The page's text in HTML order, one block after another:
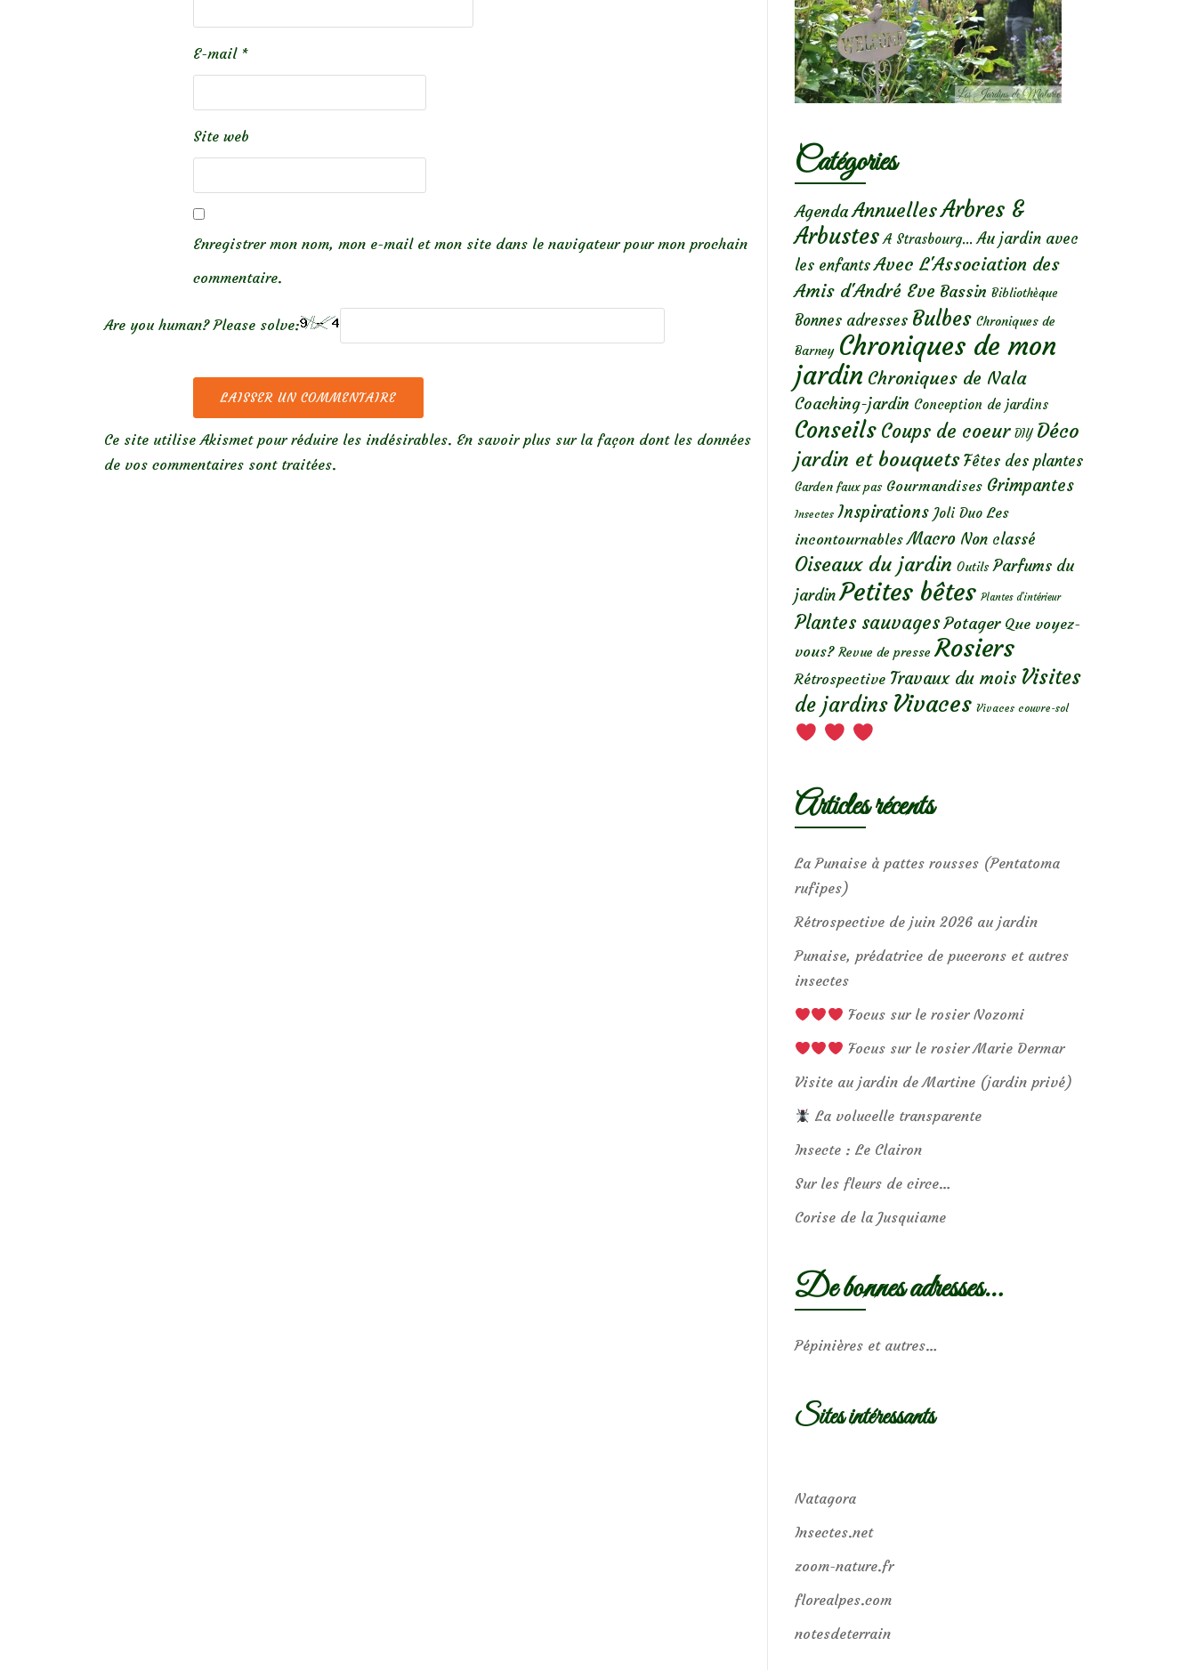
E-mail *
Site web
Enregistrer mon nom, mon e-mail et mon site dans le navigateur pour mon prochain
commentaire.
Are you human? Please solve:
Ce site utilise Akismet pour réduire les indésirables. En savoir plus sur la façon dont les données
de vos commentaires sont traitées.
Catégories
Agenda AnnuellesArbres &
Arbustes A Strasbourg... Au jardin avec
les enfants Avec L'Association des
Amis d'André Eve Bassin Bibliothèque
Bonnes adresses Bulbes Chroniques de
Barney Chroniques de mon
jardin Chroniques de Nala
Coaching-jardin Conception de jardins
Conseils Coups de coeur DIY Déco
jardin et bouquets Fêtes des plantes
Garden faux pas Gourmandises Grimpantes
Insectes Inspirations Joli Duo Les
incontournables Macro Non classé
Oiseaux du jardin Outils Parfums du
jardin Petites bêtes Plantes d’intérieur
Plantes sauvages Potager Que voyez-
vous? Revue de presse Rosiers
Rétrospective Travaux du mois Visites
de jardins Vivaces Vivaces couvre-sol
Articles récents
La Punaise à pattes rousses (Pentatoma
rufipes)
Rétrospective de juin 2026 au jardin
Punaise, prédatrice de pucerons et autres
insectes
Focus sur le rosier Nozomi
Focus sur le rosier Marie Dermar
Visite au jardin de Martine (jardin privé)
La volucelle transparente
Insecte : Le Clairon
Sur les fleurs de circe…
Corise de la Jusquiame
De bonnes adresses…
Pépinières et autres…
Sites intéressants
Natagora
Insectes.net
zoom-nature.fr
florealpes.com
notesdeterrain